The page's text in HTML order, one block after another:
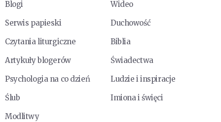
Blogi
Wideo
Serwis papieski
Duchowość
Czytania liturgiczne
Biblia
Artykuły blogerów
Świadectwa
Psychologia na co dzień
Ludzie i inspiracje
Ślub
Imiona i święci
Modlitwy